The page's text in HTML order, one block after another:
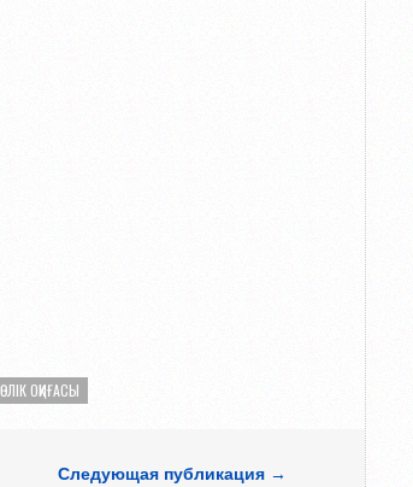
ОҚИҒАСЫ
Следующая публикация →